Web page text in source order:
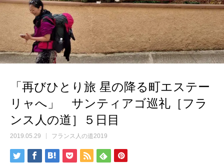
「再びひとり旅 星の降る町エステー
リャへ」 サンティアゴ巡礼［フラ
ンス人の道］５日目
2019.05.29 フランス人の道2019